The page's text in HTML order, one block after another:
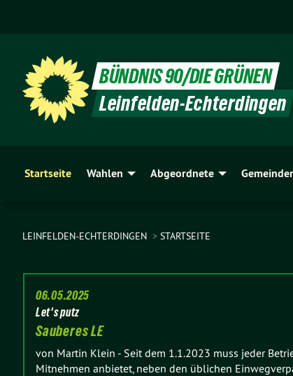
BÜNDNIS 90/DIE GRÜNEN
Leinfelden-Echterdingen
Startseite Wahlen Abgeordnete
LEINFELDEN-ECHTERDINGEN STARTSEITE
06.05.2025
Let's putz
Sauberes LE
von Martin Klein - Seit dem 1.1.2023 muss jeder
Mitnehmen anbietet, neben den üblichen